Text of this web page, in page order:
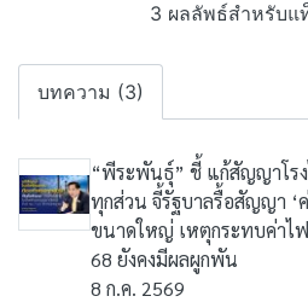
3 ผลลัพธ์สำหรับแ
บทความ (3)
“พีระพันธุ์” ชี้ แก้สัญญาโร
ทุกส่วน จี้รัฐบาลรื้อสัญญา ‘
ขนาดใหญ่ เหตุกระทบค่าไ
68 ยังคงมีผลผูกพัน
8 ก.ค. 2569